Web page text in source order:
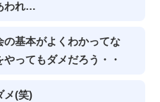
われ…
の基本がよくわかってな
ってもダメだろう・・
メ(笑)